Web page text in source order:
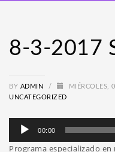
8-3-2017
BY ADMIN / MIÉRCOLES,
UNCATEGORIZED
Reproductor
00:00
Programa especializado